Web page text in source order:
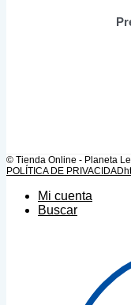
© Tienda Online - Planeta
POLÍTICA DE PRIVACIDAD
Mi cuenta
Buscar